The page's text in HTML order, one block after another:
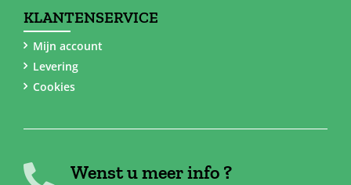
KLANTENSERVICE
Mijn account
Levering
Cookies
Wenst u meer info ?